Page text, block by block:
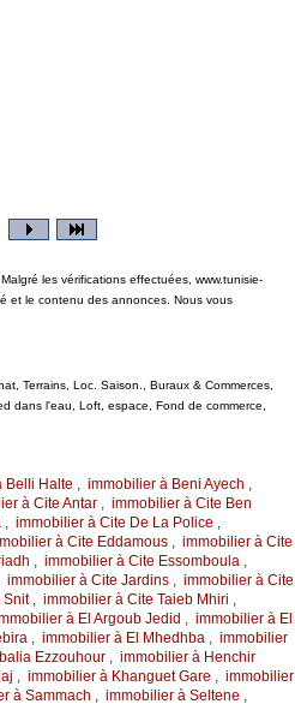
les vérifications effectuées, www.tunisie-
et le contenu des annonces. Nous vous
Terrains, Loc. Saison., Buraux & Commerces,
dans l'eau, Loft, espace, Fond de commerce,
Belli Halte , immobilier à Beni Ayech ,
à Cite Antar, immobilier à Cite Ben
, immobilier à Cite De La Police ,
à Cite Eddamous, immobilier à Cite
, immobilier à Cite Essomboula,
immobilier à Cite Jardins, immobilier à Cite
Snit, immobilier à Cite Taieb Mhiri ,
à El Argoub Jedid , immobilier à El
, immobilier à El Mhedhba, immobilier
Ezzouhour, immobilier à Henchir
, immobilier à Khanguet Gare , immobilier
à Sammach , immobilier à Seltene ,